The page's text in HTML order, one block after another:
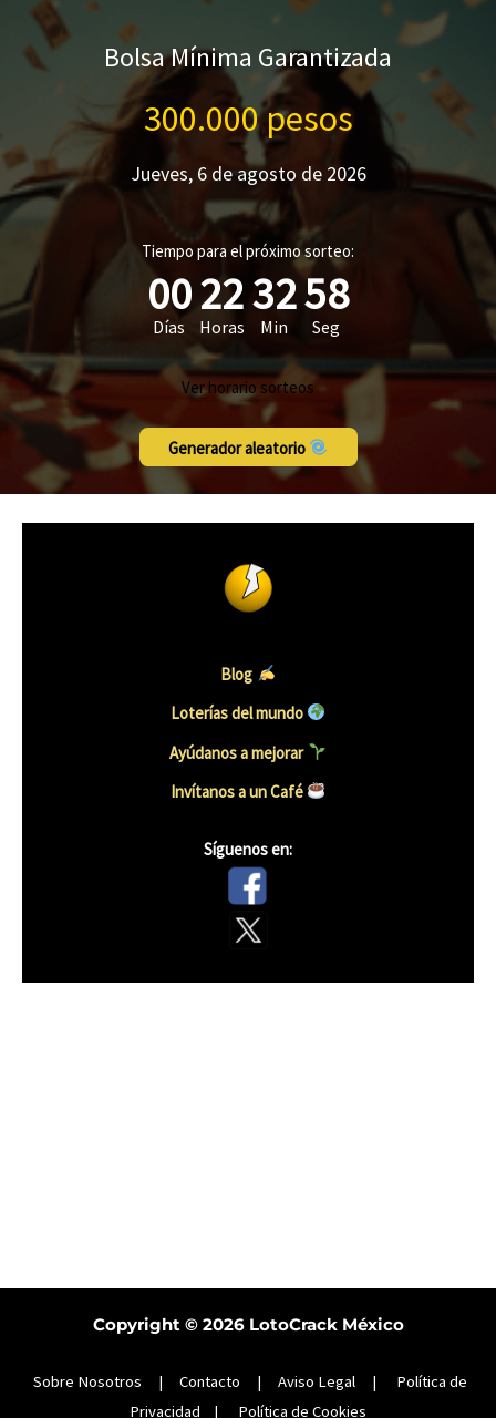
Bolsa Mínima Garantizada
300.000 pesos
Jueves, 6 de agosto de 2026
Tiempo para el próximo sorteo:
00
Días
22
Horas
32
Min
57
Seg
Ver horario sorteos
Generador aleatorio
Blog
Loterías del mundo
Ayúdanos a mejorar
Invítanos a un Café
Síguenos en:
Copyright © 2026 LotoCrack México
Sobre Nosotros | Contacto | Aviso Legal| Política de
Privacidad | Política de Cookies